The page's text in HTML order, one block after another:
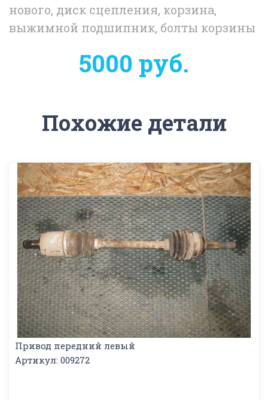
нового, диск сцепления, корзина,
выжимной подшипник, болты корзины
5000 руб.
Похожие детали
Привод передний левый
Артикул: 009272